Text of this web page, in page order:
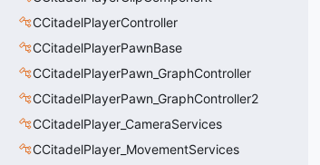
CCitadelPlayerController
CCitadelPlayerPawnBase
CCitadelPlayerPawn_GraphController
CCitadelPlayerPawn_GraphController2
CCitadelPlayer_CameraServices
CCitadelPlayer_MovementServices